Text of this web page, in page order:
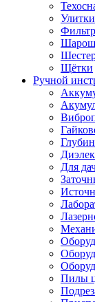
Щётки
Ручной
Для
Пилы